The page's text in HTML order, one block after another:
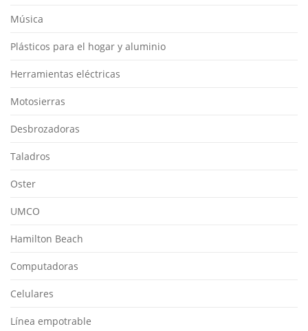
Música
Plásticos para el hogar y aluminio
Herramientas eléctricas
Motosierras
Desbrozadoras
Taladros
Oster
UMCO
Hamilton Beach
Computadoras
Celulares
Línea empotrable